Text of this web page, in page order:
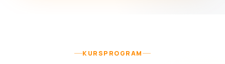
KURSPROGRAM